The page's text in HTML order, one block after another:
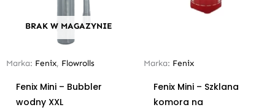
BRAK W MAGAZYNIE
Marka: Fenix, Flowrolls
Fenix Mini – Bubbler
wodny XXL
Marka: Fenix
Fenix Mini – Szklana
komora na